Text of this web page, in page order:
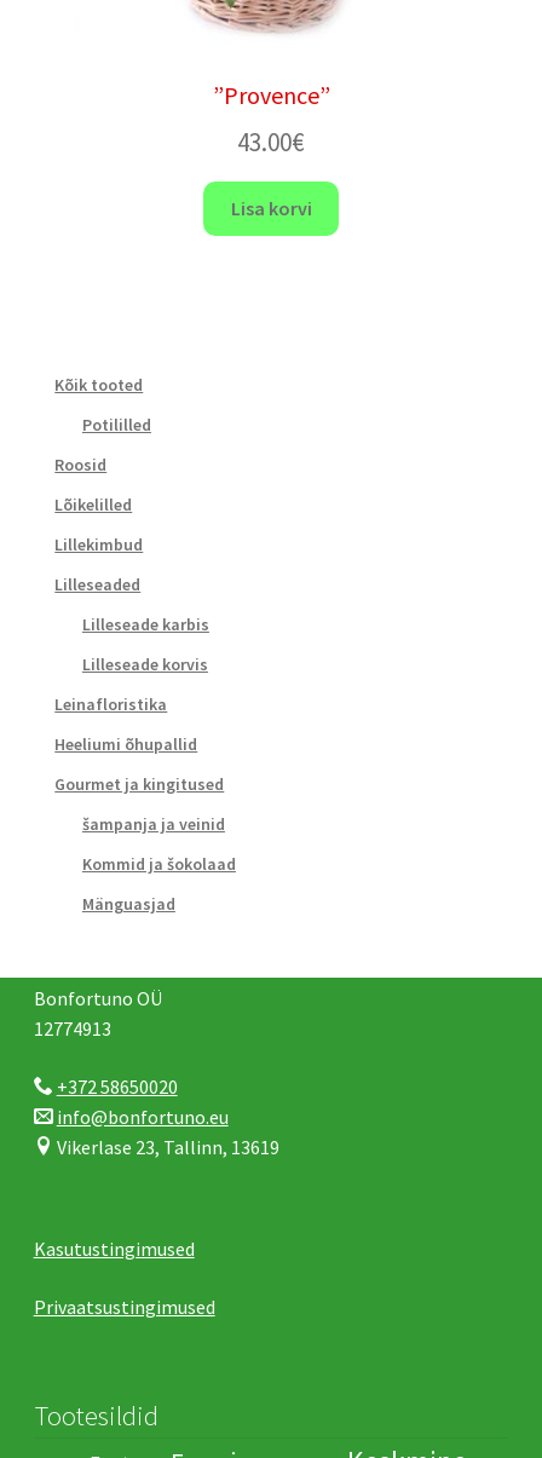
”Provence”
43.00€
Lisa korvi
Kõik tooted
Potililled
Roosid
Lõikelilled
Lillekimbud
Lilleseaded
Lilleseade karbis
Lilleseade korvis
Leinafloristika
Heeliumi õhupallid
Gourmet ja kingitused
šampanja ja veinid
Kommid ja šokolaad
Mänguasjad
Bonfortuno OÜ
12774913
+372 58650020
info@bonfortuno.eu
Vikerlase 23, Tallinn, 13619
Kasutustingimused
Privaatsustingimused
Tootesildid